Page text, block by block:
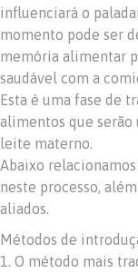
influenciará o
momento pode ser
memória alimentar
saudável com a
Esta é uma fase de
alimentos que
leite materno.
Abaixo
neste processo,
aliados.
Métodos de
1. O método mais